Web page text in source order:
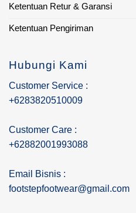
Ketentuan Retur & Garansi
Ketentuan Pengiriman
Hubungi Kami
Customer Service :
+6283820510009
Customer Care :
+62882001993088
Email Bisnis :
footstepfootwear@gmail.com